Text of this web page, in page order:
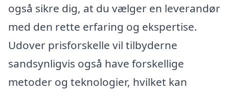
også sikre dig, at du vælger en leverandør
med den rette erfaring og ekspertise.
Udover prisforskelle vil tilbyderne
sandsynligvis også have forskellige
metoder og teknologier, hvilket kan